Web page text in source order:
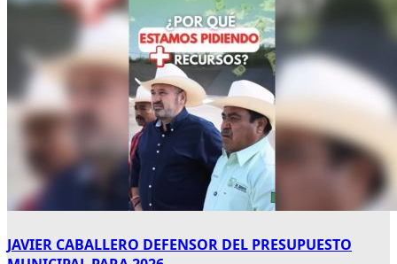
JAVIER CABALLERO DEFENSOR DEL PRESUPUESTO